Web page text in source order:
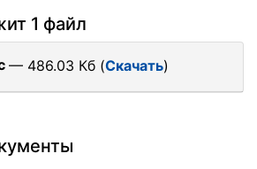
1 файл
— 486.03 Кб (Скачать)